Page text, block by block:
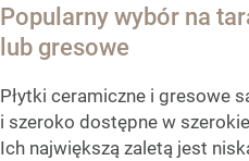
Popularny wybór na
lub gresowe
Płytki ceramiczne i gresowe
i szeroko dostępne w
Ich największą zaletą jest